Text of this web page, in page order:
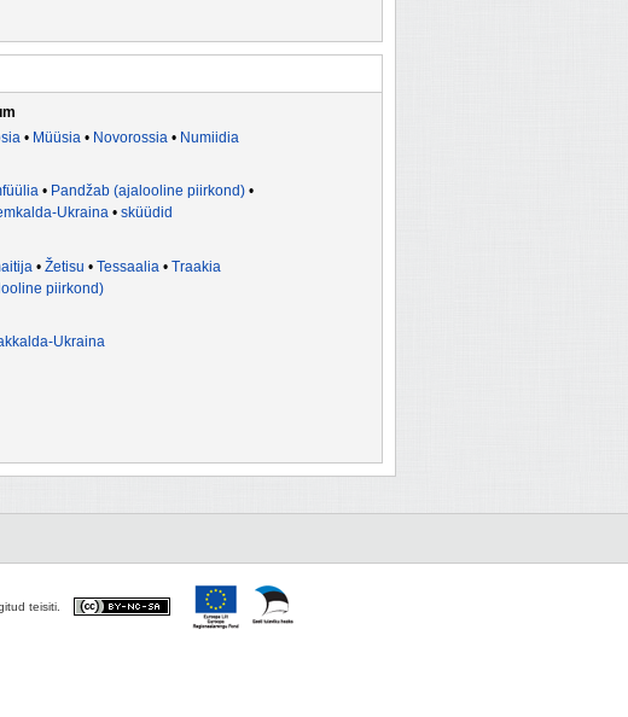
• Müüsia • Novorossia • Numiidia
• Pandžab (ajalooline piirkond) •
Ukraina • sküüdid
• Žetisu • Tessaalia • Traakia
piirkond)
Ukraina
teisiti.